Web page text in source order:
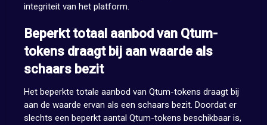
integriteit van het platform.
Beperkt totaal aanbod van Qtum-
tokens draagt bij aan waarde als
schaars bezit
Het beperkte totale aanbod van Qtum-tokens draagt bij
aan de waarde ervan als een schaars bezit. Doordat er
slechts een beperkt aantal Qtum-tokens beschikbaar is,